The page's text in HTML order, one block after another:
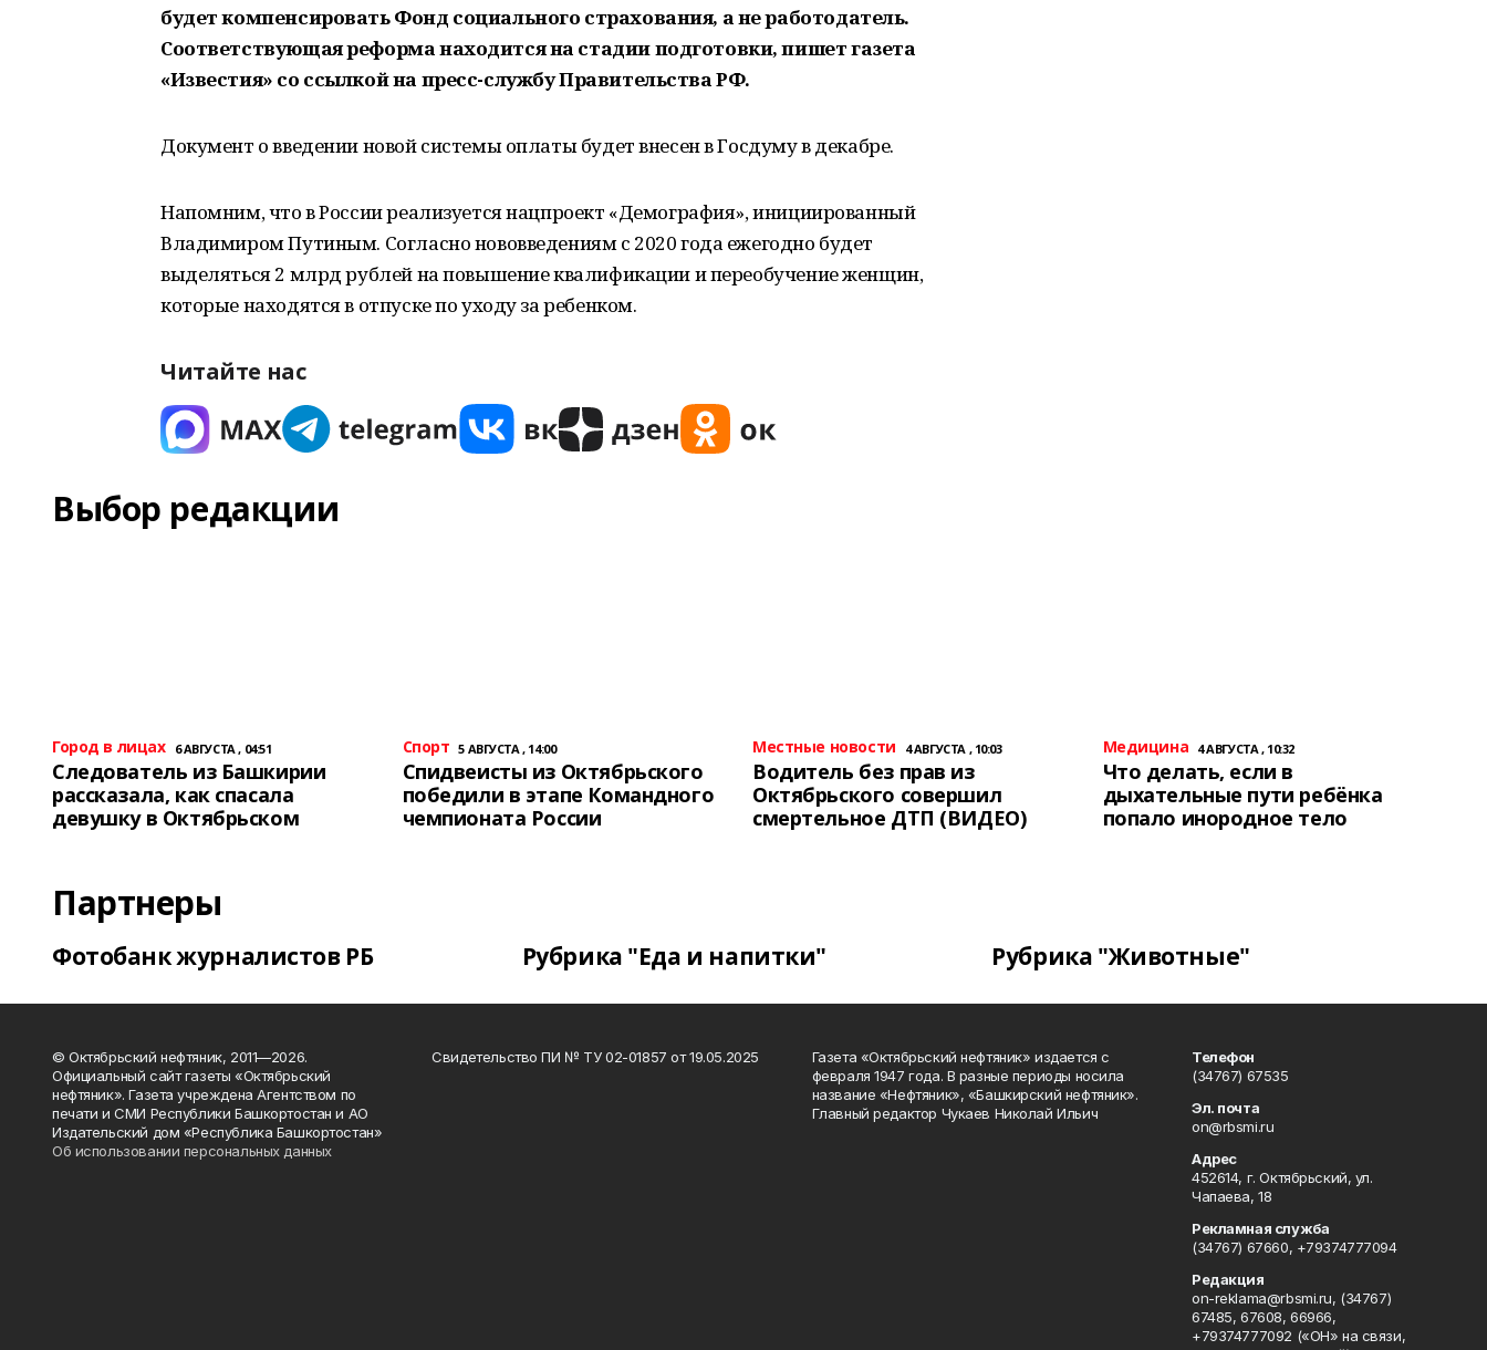
будет компенсировать Фонд социального страхования, а не работодатель.
Соответствующая реформа находится на стадии подготовки, пишет газета
«Известия» со ссылкой на пресс-службу Правительства РФ.
Документ о введении новой системы оплаты будет внесен в Госдуму в декабре.
Напомним, что в России реализуется нацпроект «Демография», инициированный
Владимиром Путиным. Согласно нововведениям с 2020 года ежегодно будет
выделяться 2 млрд рублей на повышение квалификации и переобучение женщин,
которые находятся в отпуске по уходу за ребенком.
Читайте нас
Выбор редакции
Город в лицах 6 АВГУСТА , 04:51
Следователь из Башкирии
рассказала, как спасала
девушку в Октябрьском
Спорт 5 АВГУСТА , 14:00
Спидвеисты из Октябрьского
победили в этапе Командного
чемпионата России
Местные новости 4 АВГУСТА , 10:03
Водитель без прав из
Октябрьского совершил
смертельное ДТП (ВИДЕО)
Медицина 4 АВГУСТА , 10:32
Что делать, если в
дыхательные пути ребёнка
попало инородное тело
Партнеры
Фотобанк журналистов РБ Рубрика "Еда и напитки" Рубрика "Животные"
© Октябрьский нефтяник, 2011—2026.
Официальный сайт газеты «Октябрьский
нефтяник». Газета учреждена Агентством по
печати и СМИ Республики Башкортостан и АО
Издательский дом «Республика Башкортостан»
Об использовании персональных данных
Свидетельство ПИ № ТУ 02-01857 от 19.05.2025
Газета «Октябрьский нефтяник» издается с
февраля 1947 года. В разные периоды носила
название «Нефтяник», «Башкирский нефтяник».
Главный редактор Чукаев Николай Ильич
Телефон
(34767) 67535
Эл. почта
on@rbsmi.ru
Адрес
452614, г. Октябрьский, ул.
Чапаева, 18
Рекламная служба
(34767) 67660, +79374777094
Редакция
on-reklama@rbsmi.ru, (34767)
67485, 67608, 66966,
+79374777092 («ОН» на связи,